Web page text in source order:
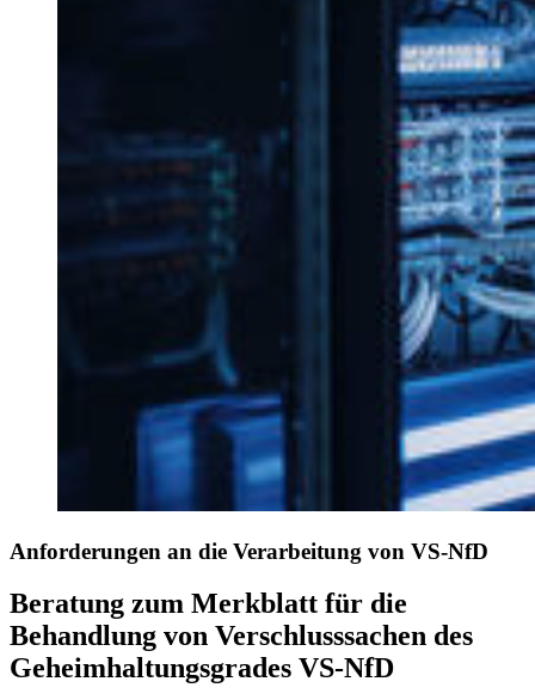
Anforderungen an die Verarbeitung von VS-NfD
Beratung zum Merkblatt für die
Behandlung von Verschlusssachen des
Geheimhaltungsgrades VS-NfD